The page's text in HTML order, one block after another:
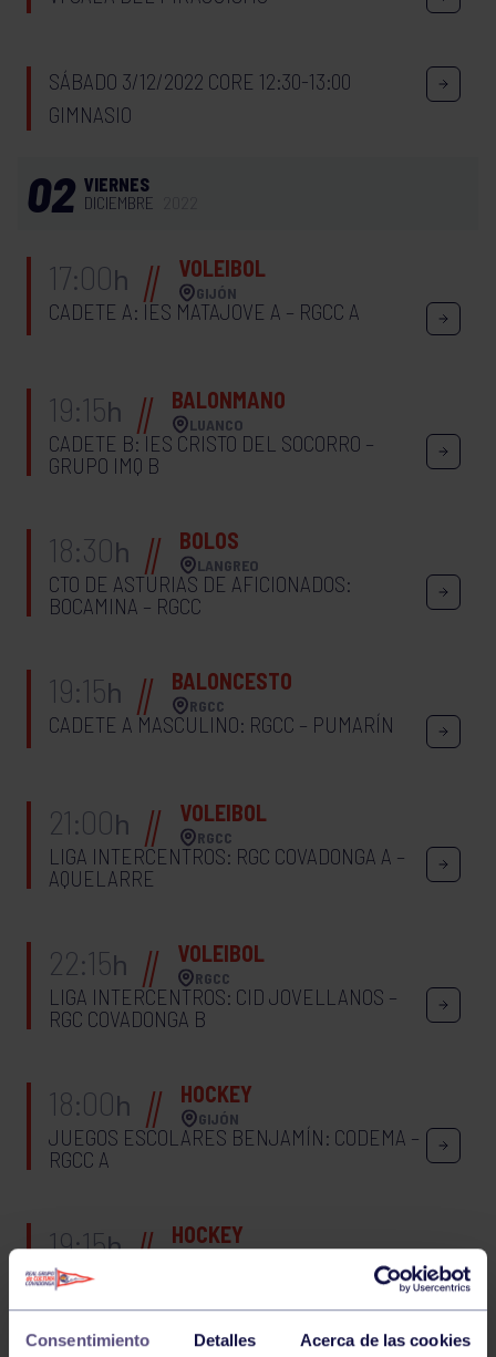
Consentimiento Detalles Acerca de las cookies
SÁBADO 3/12/2022 CORE 12:30-13:00
GIMNASIO
02 VIERNES
DICIEMBRE
17:00h VOLEIBOL
GIJÓN
CADETE A: IES MATAJOVE A – RGCC A
19:15h BALONMANO
LUANCO
CADETE B: IES CRISTO DEL SOCORRO –
GRUPO IMQ B
18:30h BOLOS
LANGREO
CTO DE ASTURIAS DE AFICIONADOS:
BOCAMINA – RGCC
19:15h BALONCESTO
RGCC
CADETE A MASCULINO: RGCC – PUMARÍN
21:00h VOLEIBOL
RGCC
LIGA INTERCENTROS: RGC COVADONGA A –
AQUELARRE
22:15h VOLEIBOL
RGCC
LIGA INTERCENTROS: CID JOVELLANOS –
RGC COVADONGA B
18:00h HOCKEY
GIJÓN
JUEGOS ESCOLARES BENJAMÍN: CODEMA –
RGCC A
19:15h HOCKEY
JUEGOS ESCOLARES ALEVÍN: CODEMA –
RGCC MASC BLANCO